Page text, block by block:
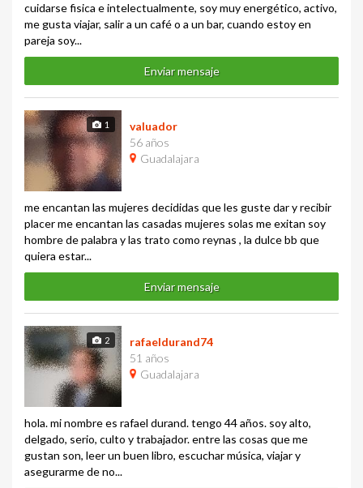
cuidarse fisica e intelectualmente, soy muy energético, activo,
me gusta viajar, salir a un café o a un bar, cuando estoy en
pareja soy...
Enviar mensaje
1
valuador
56 años
Guadalajara
me encantan las mujeres decididas que les guste dar y recibir
placer me encantan las casadas mujeres solas me exitan soy
hombre de palabra y las trato como reynas , la dulce bb que
quiera estar...
Enviar mensaje
2
rafaeldurand74
51 años
Guadalajara
hola. mi nombre es rafael durand. tengo 44 años. soy alto,
delgado, serio, culto y trabajador. entre las cosas que me
gustan son, leer un buen libro, escuchar música, viajar y
asegurarme de no...